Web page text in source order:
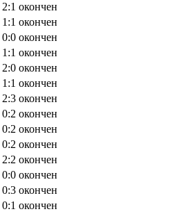
2:1 окончен
1:1 окончен
0:0 окончен
1:1 окончен
2:0 окончен
1:1 окончен
2:3 окончен
0:2 окончен
0:2 окончен
0:2 окончен
2:2 окончен
0:0 окончен
0:3 окончен
0:1 окончен